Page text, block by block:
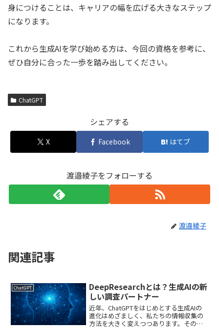
身につけることは、キャリアの幅を広げる大きなステップ
になります。
これから生成AIを学び始める方は、今回の資格を参考に、
ぜひ自分に合った一歩を踏み出してください。
ChatGPT
シェアする
X Facebook はてブ
渡邉綾子をフォローする
渡邉綾子
関連記事
ChatGPT
DeepResearchとは？生成AIの新
しい調査パートナー
近年、ChatGPTをはじめとする生成AIの
進化はめざましく、私たちの情報収集の
方法を大きく変えつつあります。その中